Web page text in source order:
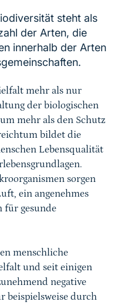
steht als
der Arten, die
innerhalb der Arten
mehr als nur
der biologischen
mehr als den Schutz
bildet die
Lebensqualität
sorgen
ein angenehmes
für gesunde
menschliche
und seit einigen
negative
beispielsweise durch